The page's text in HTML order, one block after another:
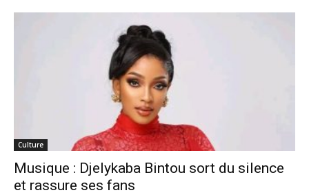
Culture
Musique : Djelykaba Bintou sort du silence
et rassure ses fans